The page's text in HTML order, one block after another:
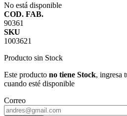
No está disponible
COD. FAB.
90361
SKU
1003621
Producto sin Stock
Este producto no tiene Stock, ingresa
cuando esté disponible
Correo